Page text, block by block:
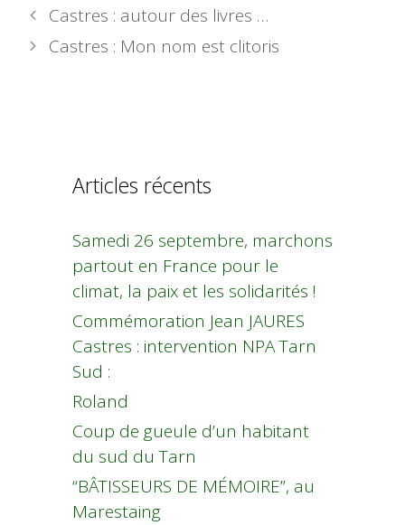
Castres : autour des livres …
Castres : Mon nom est clitoris
Articles récents
Samedi 26 septembre, marchons
partout en France pour le
climat, la paix et les solidarités !
Commémoration Jean JAURES
Castres : intervention NPA Tarn
Sud :
Roland
Coup de gueule d’un habitant
du sud du Tarn
“BÂTISSEURS DE MÉMOIRE”, au
Marestaing